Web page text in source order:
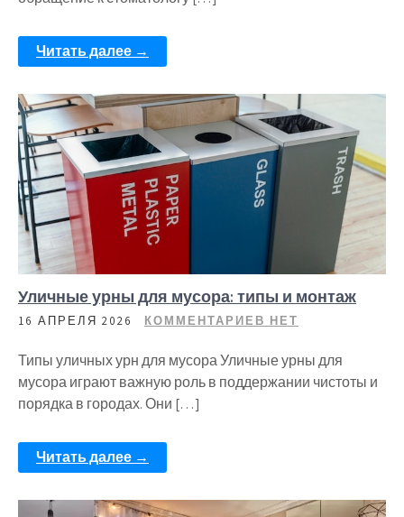
Читать далее →
Уличные урны для мусора: типы и монтаж
16 АПРЕЛЯ 2026 КОММЕНТАРИЕВ НЕТ
Типы уличных урн для мусора Уличные урны для
мусора играют важную роль в поддержании чистоты и
порядка в городах. Они […]
Читать далее →